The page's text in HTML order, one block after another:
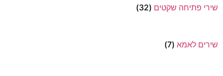
שירי פתיחה שקטים (32)
שירים לאמא (7)